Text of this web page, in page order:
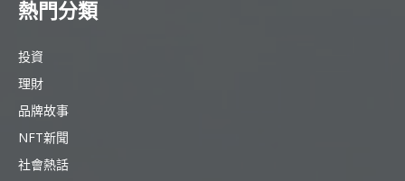
熱門分類
投資
理財
品牌故事
NFT新聞
社會熱話